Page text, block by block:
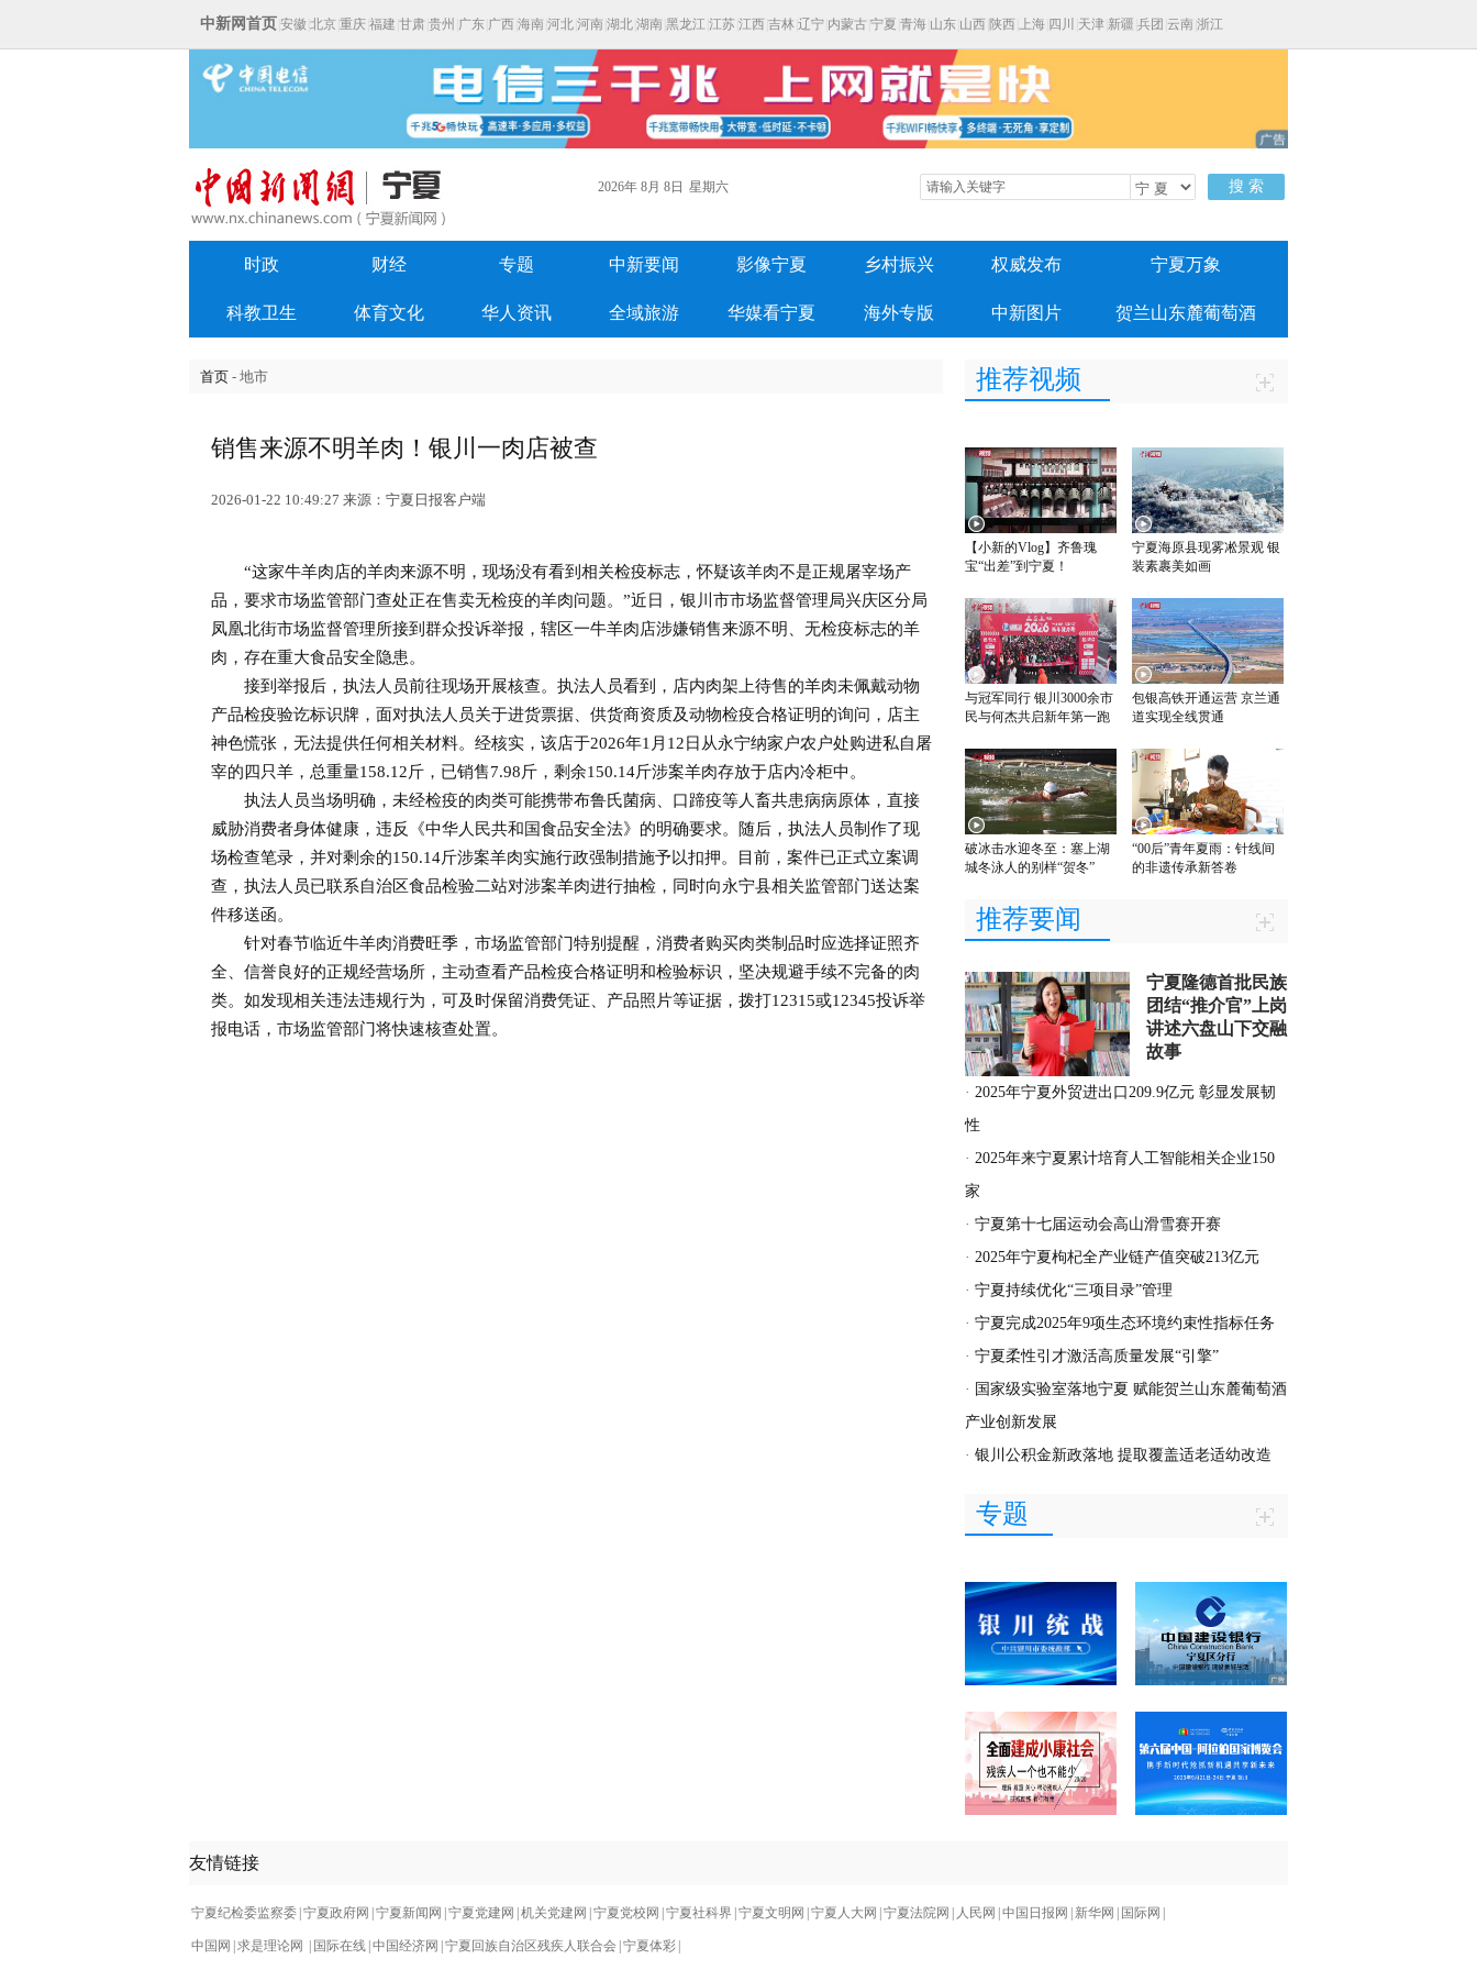
中新网首页 安徽 北京 重庆 福建 甘肃 贵州 广东 广西 海南 河北 河南 湖北 湖南 黑龙江 江苏 江西 吉林 辽宁 内蒙古 宁夏 青海 山东 山西 陕西 上海 四川 天津 新疆 兵团 云南 浙江
2026年 8月 8日 星期六 搜 索
时政 财经 专题 中新要闻 影像宁夏 乡村振兴 权威发布 宁夏万象
科教卫生 体育文化 华人资讯 全域旅游 华媒看宁夏 海外专版 中新图片 贺兰山东麓葡萄酒
首页 - 地市
销售来源不明羊肉！银川一肉店被查
2026-01-22 10:49:27 来源：宁夏日报客户端
“这家牛羊肉店的羊肉来源不明，现场没有看到相关检疫标志，怀疑该羊肉不是正规屠宰场产
品，要求市场监管部门查处正在售卖无检疫的羊肉问题。”近日，银川市市场监督管理局兴庆区分局
凤凰北街市场监督管理所接到群众投诉举报，辖区一牛羊肉店涉嫌销售来源不明、无检疫标志的羊
肉，存在重大食品安全隐患。
接到举报后，执法人员前往现场开展核查。执法人员看到，店内肉架上待售的羊肉未佩戴动物
产品检疫验讫标识牌，面对执法人员关于进货票据、供货商资质及动物检疫合格证明的询问，店主
神色慌张，无法提供任何相关材料。经核实，该店于2026年1月12日从永宁纳家户农户处购进私自屠
宰的四只羊，总重量158.12斤，已销售7.98斤，剩余150.14斤涉案羊肉存放于店内冷柜中。
执法人员当场明确，未经检疫的肉类可能携带布鲁氏菌病、口蹄疫等人畜共患病病原体，直接
威胁消费者身体健康，违反《中华人民共和国食品安全法》的明确要求。随后，执法人员制作了现
场检查笔录，并对剩余的150.14斤涉案羊肉实施行政强制措施予以扣押。目前，案件已正式立案调
查，执法人员已联系自治区食品检验二站对涉案羊肉进行抽检，同时向永宁县相关监管部门送达案
件移送函。
针对春节临近牛羊肉消费旺季，市场监管部门特别提醒，消费者购买肉类制品时应选择证照齐
全、信誉良好的正规经营场所，主动查看产品检疫合格证明和检验标识，坚决规避手续不完备的肉
类。如发现相关违法违规行为，可及时保留消费凭证、产品照片等证据，拨打12315或12345投诉举
报电话，市场监管部门将快速核查处置。
推荐视频
【小新的Vlog】齐鲁瑰
宝“出差”到宁夏！
宁夏海原县现雾凇景观 银
装素裹美如画
与冠军同行 银川3000余市
民与何杰共启新年第一跑
包银高铁开通运营 京兰通
道实现全线贯通
破冰击水迎冬至：塞上湖
城冬泳人的别样“贺冬”
“00后”青年夏雨：针线间
的非遗传承新答卷
推荐要闻
宁夏隆德首批民族
团结“推介官”上岗
讲述六盘山下交融
故事
· 2025年宁夏外贸进出口209.9亿元 彰显发展韧
性
· 2025年来宁夏累计培育人工智能相关企业150
家
· 宁夏第十七届运动会高山滑雪赛开赛
· 2025年宁夏枸杞全产业链产值突破213亿元
· 宁夏持续优化“三项目录”管理
· 宁夏完成2025年9项生态环境约束性指标任务
· 宁夏柔性引才激活高质量发展“引擎”
· 国家级实验室落地宁夏 赋能贺兰山东麓葡萄酒
产业创新发展
· 银川公积金新政落地 提取覆盖适老适幼改造
专题
友情链接
宁夏纪检委监察委 宁夏政府网 宁夏新闻网 宁夏党建网 机关党建网 宁夏党校网 宁夏社科界 宁夏文明网 宁夏人大网 宁夏法院网 人民网 中国日报网 新华网 国际网
中国网 求是理论网 国际在线 中国经济网 宁夏回族自治区残疾人联合会 宁夏体彩